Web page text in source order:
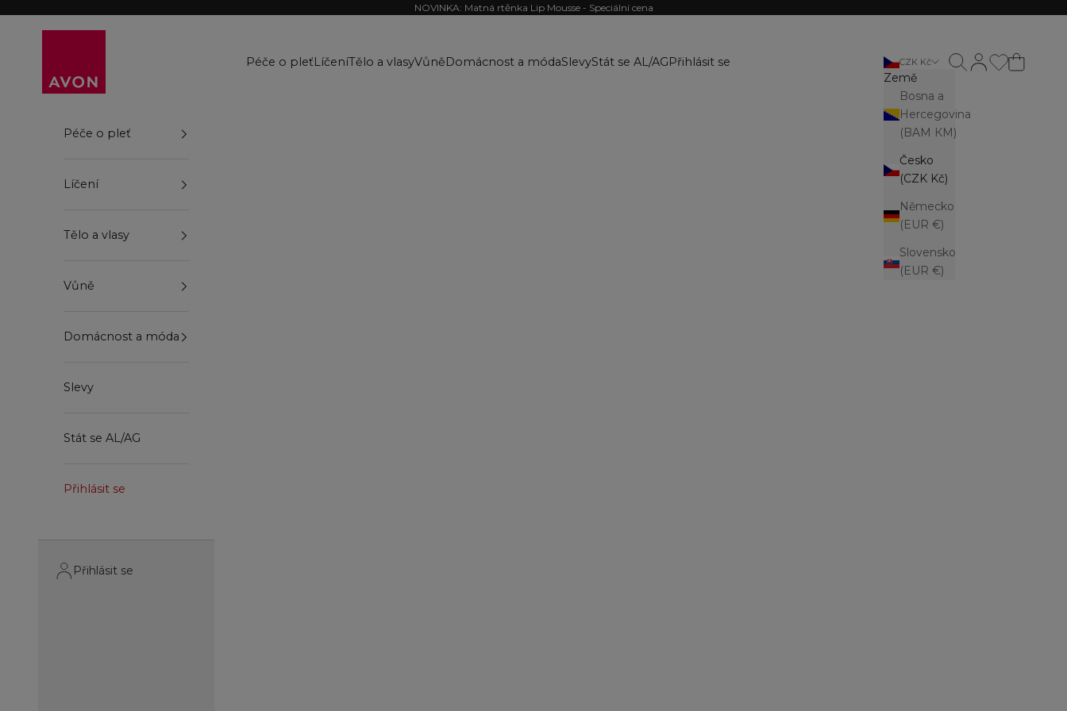
NOVINKA: Matná rtěnka Lip Mousse - Speciální cena
Péče o pleťLíčeníTělo a vlasyVůněDomácnost a módaSlevyStát se AL/AGPřihlásit se CZK Kč
Země
Bosna a
Hercegovina
(BAM КМ)
Česko
(CZK Kč)
Německo
(EUR €)
Slovensko
(EUR €)
Otevřít stránku
Otevřít vyhledávání
Péče o pleť
Líčení
Tělo a vlasy
Vůně
Domácnost a móda
Slevy
Stát se AL/AG
Přihlásit se
Přihlásit se